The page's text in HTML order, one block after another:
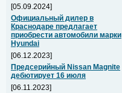
[05.09.2024]
Официальный дилер в
Краснодаре предлагает
приобрести автомобили марки
Hyundai
[06.12.2023]
Предсерийный Nissan Magnite
дебютирует 16 июля
[06.11.2023]